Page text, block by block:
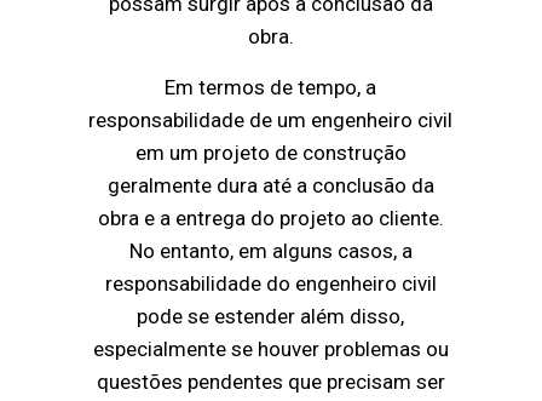
obra.
Em termos de tempo, a
responsabilidade de um engenheiro civil
em um projeto de construção
geralmente dura até a conclusão da
obra e a entrega do projeto ao cliente.
No entanto, em alguns casos, a
responsabilidade do engenheiro civil
pode se estender além disso,
especialmente se houver problemas ou
questões pendentes que precisam ser